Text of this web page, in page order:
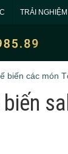
TRẢI
biến các món